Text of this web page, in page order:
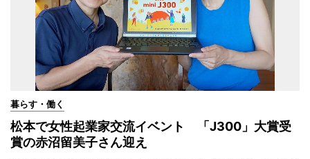
暮らす・働く
松本で女性起業家交流イベント 「J300」大賞受
賞の赤沼留美子さん迎え